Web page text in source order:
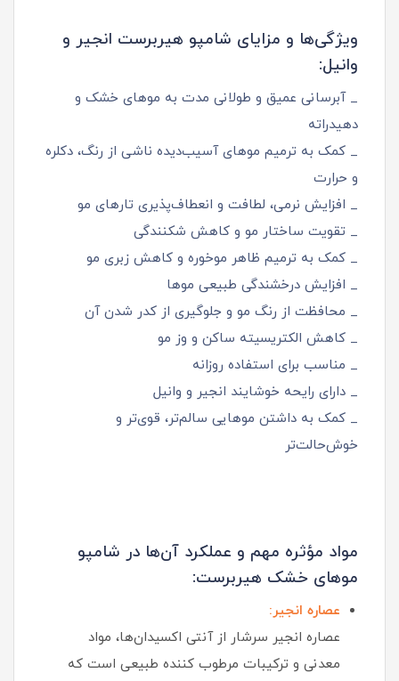
ویژگی‌ها و مزایای شامپو هیربرست انجیر و
وانیل:
_ آبرسانی عمیق و طولانی‌ مدت به موهای خشک و
دهیدراته
_ کمک به ترمیم موهای آسیب‌دیده ناشی از رنگ، دکلره
و حرارت
_ افزایش نرمی، لطافت و انعطاف‌پذیری تارهای مو
_ تقویت ساختار مو و کاهش شکنندگی
_ کمک به ترمیم ظاهر موخوره و کاهش زبری مو
_ افزایش درخشندگی طبیعی موها
_ محافظت از رنگ مو و جلوگیری از کدر شدن آن
_ کاهش الکتریسیته ساکن و وز مو
_ مناسب برای استفاده روزانه
_ دارای رایحه خوشایند انجیر و وانیل
_ کمک به داشتن موهایی سالم‌تر، قوی‌تر و
خوش‌حالت‌تر
مواد مؤثره مهم و عملکرد آن‌ها در شامپو
موهای خشک هیربرست:
عصاره انجیر:
عصاره انجیر سرشار از آنتی‌ اکسیدان‌ها، مواد
معدنی و ترکیبات مرطوب‌ کننده طبیعی است که